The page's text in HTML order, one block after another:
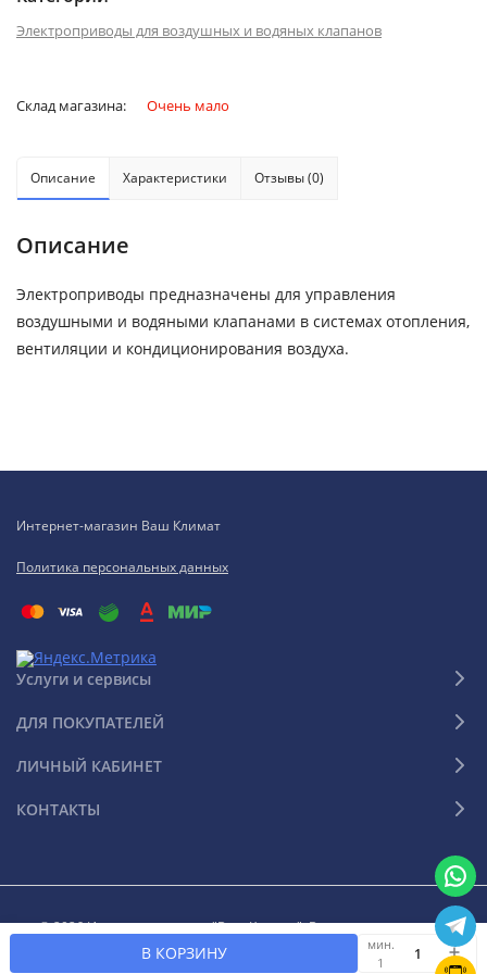
В КОРЗИНУ
мин.
1
Электроприводы для воздушных и водяных клапанов
Склад магазина: Очень мало
Описание Характеристики Отзывы (0)
Описание
Электроприводы предназначены для управления
воздушными и водяными клапанами в системах отопления,
вентиляции и кондиционирования воздуха.
Интернет-магазин Ваш Климат
Политика персональных данных
Услуги и сервисы
ДЛЯ ПОКУПАТЕЛЕЙ
ЛИЧНЫЙ КАБИНЕТ
КОНТАКТЫ
© 2026 Интернет-магазин "Ваш Климат". Все права защищены